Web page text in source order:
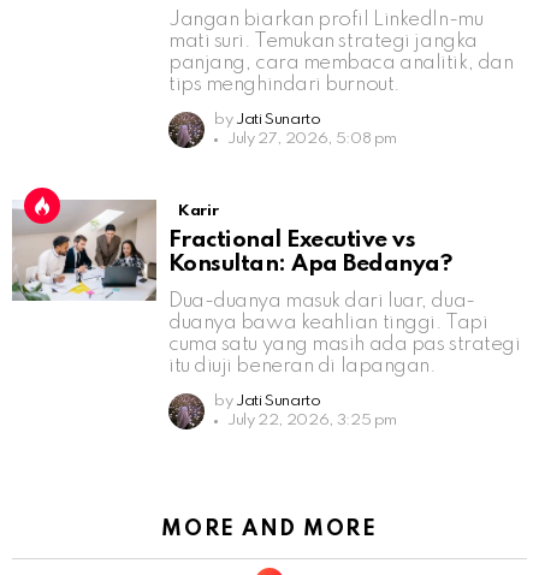
Jangan biarkan profil LinkedIn-mu
mati suri. Temukan strategi jangka
panjang, cara membaca analitik, dan
tips menghindari burnout.
by Jati Sunarto
July 27, 2026, 5:08 pm
Karir
Fractional Executive vs
Konsultan: Apa Bedanya?
Dua-duanya masuk dari luar, dua-
duanya bawa keahlian tinggi. Tapi
cuma satu yang masih ada pas strategi
itu diuji beneran di lapangan.
by Jati Sunarto
July 22, 2026, 3:25 pm
MORE AND MORE